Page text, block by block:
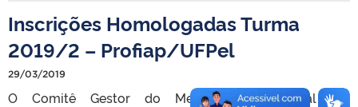
Inscrições Homologadas Turma
2019/2 – Profiap/UFPel
29/03/2019
O Comitê Gestor do Mestrado Profissional em